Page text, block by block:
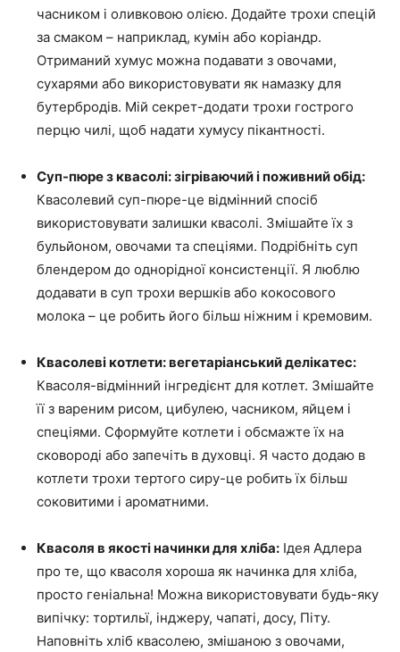
часником і оливковою олією. Додайте трохи спецій
за смаком – наприклад, кумін або коріандр.
Отриманий хумус можна подавати з овочами,
сухарями або використовувати як намазку для
бутербродів. Мій секрет-додати трохи гострого
перцю чилі, щоб надати хумусу пікантності.
Суп-пюре з квасолі: зігріваючий і поживний обід:
Квасолевий суп-пюре-це відмінний спосіб
використовувати залишки квасолі. Змішайте їх з
бульйоном, овочами та спеціями. Подрібніть суп
блендером до однорідної консистенції. Я люблю
додавати в суп трохи вершків або кокосового
молока – це робить його більш ніжним і кремовим.
Квасолеві котлети: вегетаріанський делікатес:
Квасоля-відмінний інгредієнт для котлет. Змішайте
її з вареним рисом, цибулею, часником, яйцем і
спеціями. Сформуйте котлети і обсмажте їх на
сковороді або запечіть в духовці. Я часто додаю в
котлети трохи тертого сиру-це робить їх більш
соковитими і ароматними.
Квасоля в якості начинки для хліба: Ідея Адлера
про те, що квасоля хороша як начинка для хліба,
просто геніальна! Можна використовувати будь-яку
випічку: тортильї, інджеру, чапаті, досу, Піту.
Наповніть хліб квасолею, змішаною з овочами,